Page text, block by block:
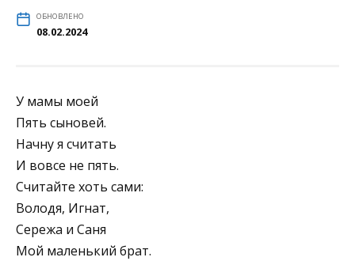
ОБНОВЛЕНО
08.02.2024
У мамы моей
Пять сыновей.
Начну я считать
И вовсе не пять.
Считайте хоть сами:
Володя, Игнат,
Сережа и Саня
Мой маленький брат.